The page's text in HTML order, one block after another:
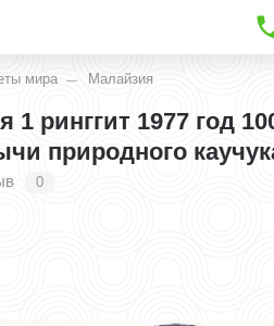
мира Малайзия
1 ринггит 1977 год
природного
0